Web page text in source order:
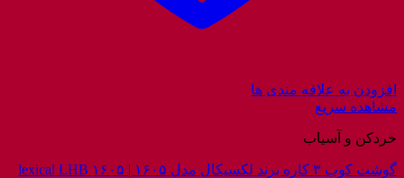
افزودن به علاقه مندی ها
مشاهده سریع
خردکن و آسیاب
گوشت کوب ۳ کاره برند لکسیکال مدل ۱۶۰۵ | lexical LHB ۱۶۰۵